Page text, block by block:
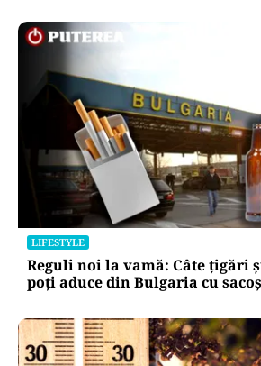
LIFESTYLE
Reguli noi la vamă: Câte țigări
poți aduce din Bulgaria cu